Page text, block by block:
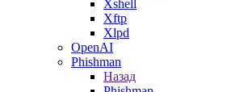
Xshell
Xftp
Xlpd
OpenAI
Phishman
Назад